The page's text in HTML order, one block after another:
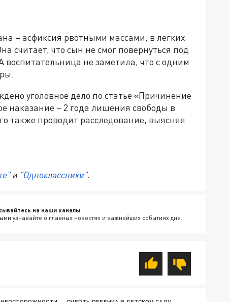
– асфиксия рвотными массами, в легких
считает, что сын не смог повернуться под
не заметила, что с одним
уголовное дело по статье «Причинение
наказание – 2 года лишения свободы в
также проводит расследование, выясняя
и "Одноклассники".
на наши каналы
узнавайте о главных новостях и важнейших событиях дня.